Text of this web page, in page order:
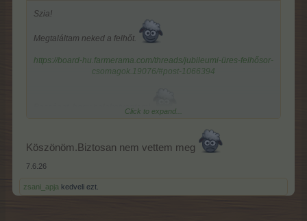
Szia!
Megtaláltam neked a felhőt.
https://board-hu.farmerama.com/threads/jubileumi-üres-felhősor-
csomagok.19076/#post-1066394
Bocsánat, hogy belekotyogtam!Click to expand...
Köszönöm.Biztosan nem vettem meg
7.6.26
zsani_apja kedveli ezt.